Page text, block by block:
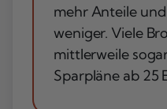
mehr Anteile
weniger. Viele
mittlerweile
Sparpläne ab 25